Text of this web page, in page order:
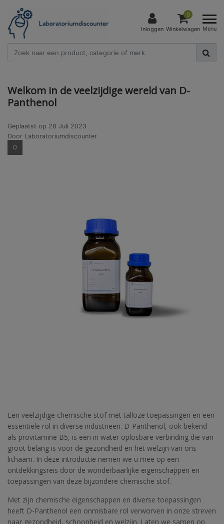
Inloggen
0
Winkelwagen Menu
Welkom in de veelzijdige wereld van D-
Panthenol
Geplaatst op 28 Juli 2023
Door Laboratoriumdiscounter
0
Een veelzijdige chemische stof met talloze toepassingen en een
essentiële rol in diverse industrieën. D-Panthenol, ook bekend
als provitamine B5, is een in water oplosbare verbinding die van
groot belang is voor de gezondheid en het welzijn van ons
lichaam. In deze introductie nemen we u mee op een
ontdekkingsreis door de wonderbaarlijke eigenschappen en
toepassingen van deze bijzondere chemische stof.
Met zijn chemische eigenschappen en diverse toepassingen
heeft D-Panthenol een onmisbare rol verworven in onze streven
naar gezondheid, schoonheid en welzijn. Laten we samen op